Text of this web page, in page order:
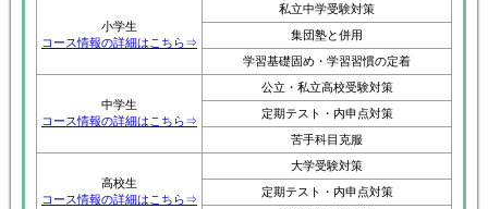
小学生
コース情報の詳細はこちら⇒
私立中学受験対策
集団塾と併用
学習基礎固め・学習習慣の定着
中学生
コース情報の詳細はこちら⇒
公立・私立高校受験対策
定期テスト・内申点対策
苦手科目克服
高校生
コース情報の詳細はこちら⇒
大学受験対策
定期テスト・内申点対策